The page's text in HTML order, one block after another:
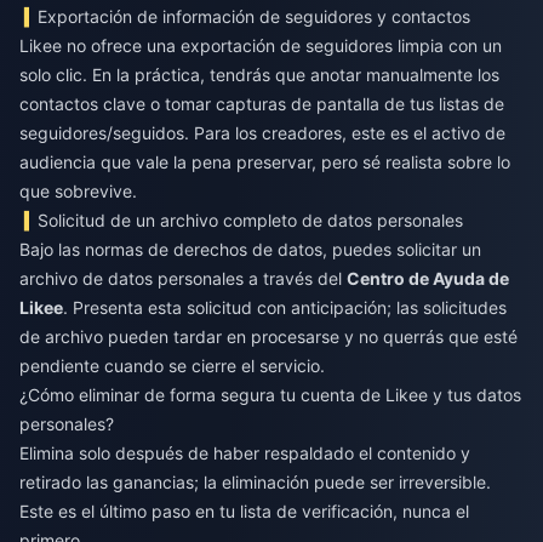
Exportación de información de seguidores y contactos
Likee no ofrece una exportación de seguidores limpia con un
solo clic. En la práctica, tendrás que anotar manualmente los
contactos clave o tomar capturas de pantalla de tus listas de
seguidores/seguidos. Para los creadores, este es el activo de
audiencia que vale la pena preservar, pero sé realista sobre lo
que sobrevive.
Solicitud de un archivo completo de datos personales
Bajo las normas de derechos de datos, puedes solicitar un
archivo de datos personales a través del Centro de Ayuda de
Likee. Presenta esta solicitud con anticipación; las solicitudes
de archivo pueden tardar en procesarse y no querrás que esté
pendiente cuando se cierre el servicio.
¿Cómo eliminar de forma segura tu cuenta de Likee y tus datos
personales?
Elimina solo después de haber respaldado el contenido y
retirado las ganancias; la eliminación puede ser irreversible.
Este es el último paso en tu lista de verificación, nunca el